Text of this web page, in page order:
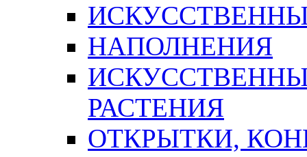
НАПОЛНЕНИЯ
РАСТЕНИЯ
ОТКРЫТКИ,